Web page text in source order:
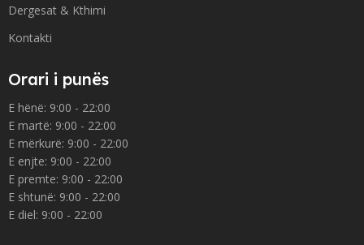
Dergesat & Kthimi
Kontakti
Orari i punës
E hënë: 9:00 - 22:00
E martë: 9:00 - 22:00
E mërkurë: 9:00 - 22:00
E enjte: 9:00 - 22:00
E premte: 9:00 - 22:00
E shtunë: 9:00 - 22:00
E diel: 9:00 - 22:00